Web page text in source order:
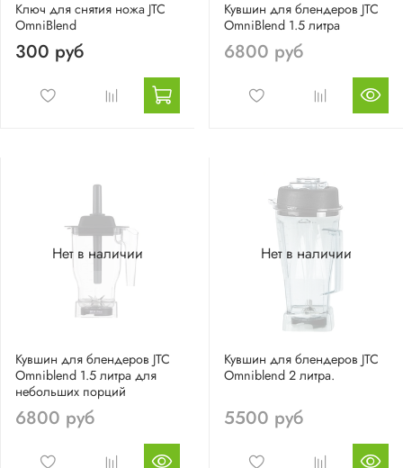
Ключ для снятия ножа JTC
OmniBlend
300 руб
Кувшин для блендеров JTC
OmniBlend 1.5 литра
6800 руб
Нет в наличии
Кувшин для блендеров JTC
Omniblend 1.5 литра для
небольших порций
6800 руб
Нет в наличии
Кувшин для блендеров JTC
Omniblend 2 литра.
5500 руб